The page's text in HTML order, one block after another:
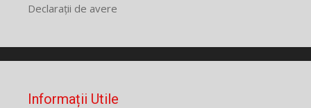
Declarații de avere
Informații Utile